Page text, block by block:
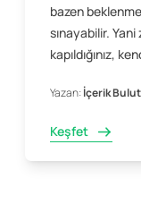
bazen
sınayabilir.
kapıldığınız,
Yazan:İçerik
Keşfet